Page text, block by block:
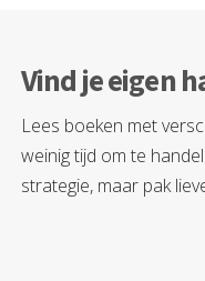
Vind je eigen
Lees boeken met
weinig tijd om te
strategie, maar pak